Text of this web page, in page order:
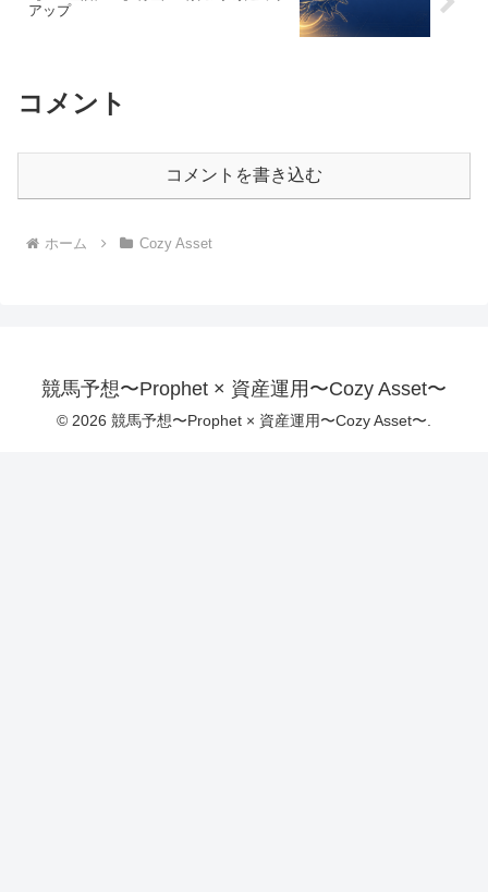
アップ
コメント
コメントを書き込む
ホーム Cozy Asset
競馬予想〜Prophet × 資産運用〜Cozy Asset〜
© 2026 競馬予想〜Prophet × 資産運用〜Cozy Asset〜.